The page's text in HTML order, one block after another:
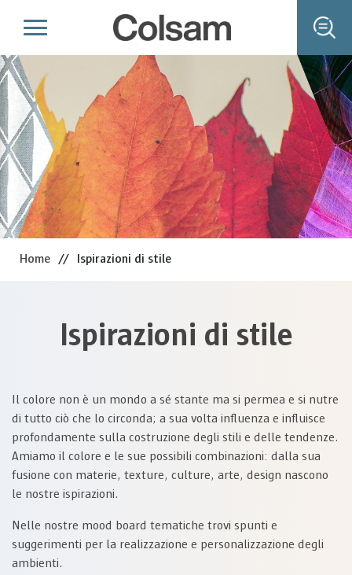
Home // Ispirazioni di stile
Ispirazioni di stile
Il colore non è un mondo a sé stante ma si permea e si nutre
di tutto ciò che lo circonda; a sua volta influenza e influisce
profondamente sulla costruzione degli stili e delle tendenze.
Amiamo il colore e le sue possibili combinazioni: dalla sua
fusione con materie, texture, culture, arte, design nascono
le nostre ispirazioni.
Nelle nostre mood board tematiche trovi spunti e
suggerimenti per la realizzazione e personalizzazione degli
ambienti.